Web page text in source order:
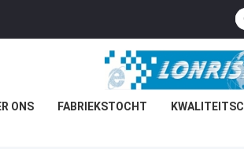
ONS FABRIEKSTOCHT